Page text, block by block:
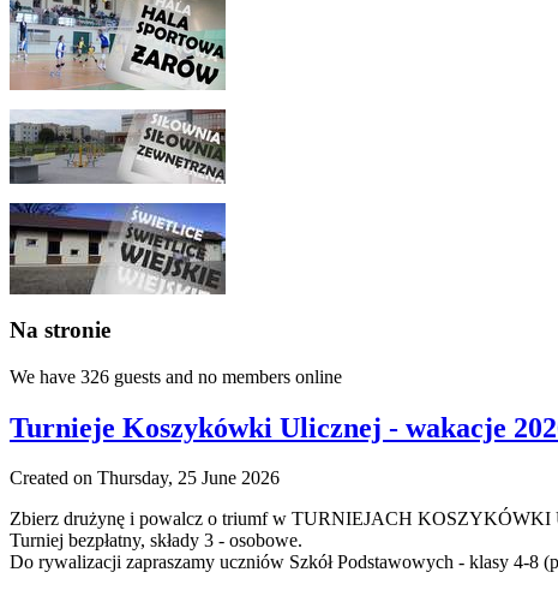
Na stronie
We have 326 guests and no members online
Turnieje Koszykówki Ulicznej - wakacje
Created on Thursday, 25 June 2026
Zbierz drużynę i powalcz o triumf w TURNIEJACH KOSZYKÓWKI
Turniej bezpłatny, składy 3 - osobowe.
Do rywalizacji zapraszamy uczniów Szkół Podstawowych - klasy 4-